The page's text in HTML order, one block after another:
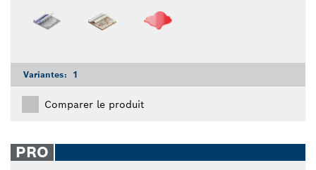
Variantes: 1
Comparer le produit
PRO